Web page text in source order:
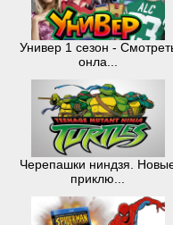
Универ 1 сезон -
онла...
Черепашки ниндзя.
приклю...